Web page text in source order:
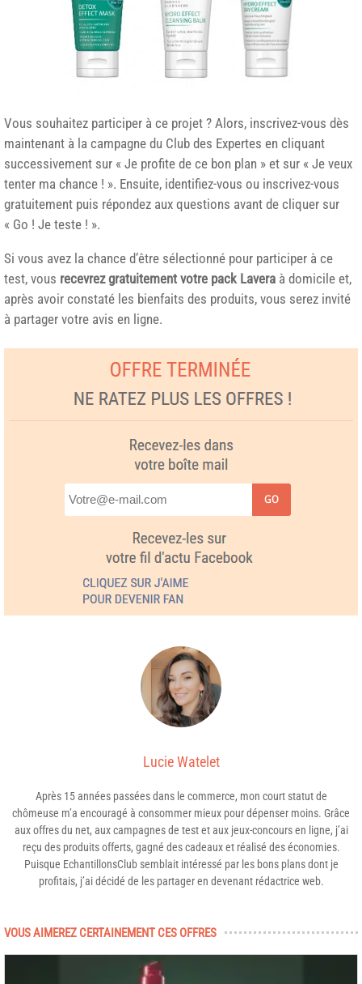
Vous souhaitez participer à ce projet ? Alors, inscrivez-vous dès
maintenant à la campagne du Club des Expertes en cliquant
successivement sur « Je profite de ce bon plan » et sur « Je veux
tenter ma chance ! ». Ensuite, identifiez-vous ou inscrivez-vous
gratuitement puis répondez aux questions avant de cliquer sur
« Go ! Je teste ! ».
Si vous avez la chance d’être sélectionné pour participer à ce
test, vous recevrez gratuitement votre pack Lavera à domicile et,
après avoir constaté les bienfaits des produits, vous serez invité
à partager votre avis en ligne.
GO
Lucie Watelet
Après 15 années passées dans le commerce, mon court statut de
chômeuse m’a encouragé à consommer mieux pour dépenser moins. Grâce
aux offres du net, aux campagnes de test et aux jeux-concours en ligne, j’ai
reçu des produits offerts, gagné des cadeaux et réalisé des économies.
Puisque EchantillonsClub semblait intéressé par les bons plans dont je
profitais, j’ai décidé de les partager en devenant rédactrice web.
VOUS AIMEREZ CERTAINEMENT CES OFFRES